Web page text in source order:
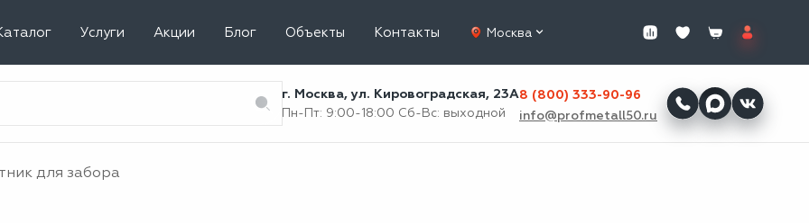
Услуги Акции Блог Объекты Контакты Москва
г. Москва, ул. Кировоградская, 23А
Пн-Пт: 9:00-18:00 Сб-Вс: выходной
8 (800) 333-90-96
info@profmetall50.ru
для забора